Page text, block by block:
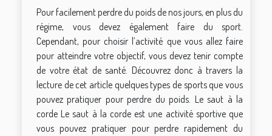
Pour facilement perdre du poids de nos jours, en plus du
régime, vous devez également faire du sport.
Cependant, pour choisir l’activité que vous allez faire
pour atteindre votre objectif, vous devez tenir compte
de votre état de santé. Découvrez donc à travers la
lecture de cet article quelques types de sports que vous
pouvez pratiquer pour perdre du poids. Le saut à la
corde Le saut à la corde est une activité sportive que
vous pouvez pratiquer pour perdre rapidement du